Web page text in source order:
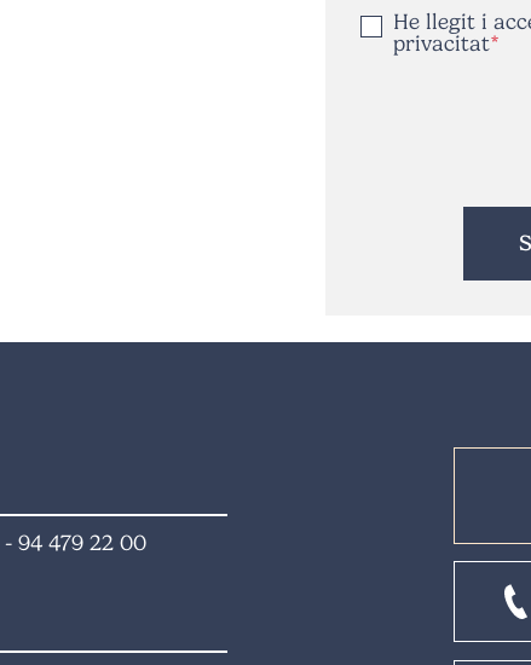
He llegit i
privacitat
-94 479 22 00